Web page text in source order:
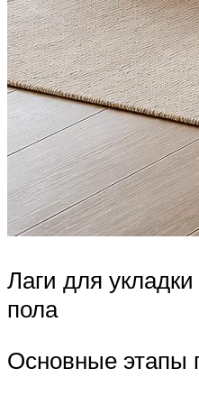
Лаги для
пола
Основные этапы